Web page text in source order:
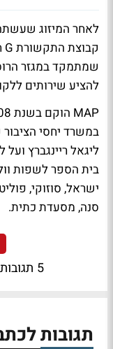
שמתמקד במגזר
להציע שירותים
במשרד יחסי
ליגאל ריינגברץ ועל
בית הספר לשפות
ישראל, סוזוקי,
סנה, מסעדת כתית.
5 תגובות
תגובות